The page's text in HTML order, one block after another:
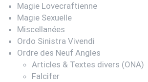
Magie Lovecraftienne
Magie Sexuelle
Miscellanées
Ordo Sinistra Vivendi
Ordre des Neuf Angles
Articles & Textes divers (ONA)
Falcifer